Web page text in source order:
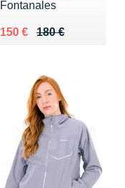
Fontanales
180 €
Au lieu de 180 €
150 €
Vendu 150 €